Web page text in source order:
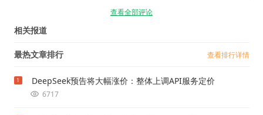
查看全部评论
相关报道
最热文章排行 查看排行详情
1 DeepSeek预告将大幅涨价：整体上调API服务定价
6717